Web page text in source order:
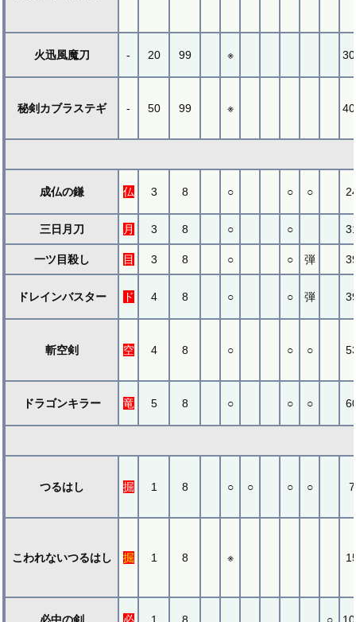
火迅風魔刀 - 20 99 ※
秘剣カブラステギ - 50 99 ※
成仏の鎌 仏 3 8 ○ ○ ○
三日月刀 月 3 8 ○ ○
一ツ目殺し 目 3 8 ○ ○ 弾
ドレインバスター ド 4 8 ○ ○ 弾
斬空剣 空 4 8 ○ ○ ○
ドラゴンキラー 竜 5 8 ○ ○ ○
つるはし 掘 1 8 ○ ○ ○ ○
こわれないつるはし 掘 1 8 ※
必中の剣 必 1 8 ○